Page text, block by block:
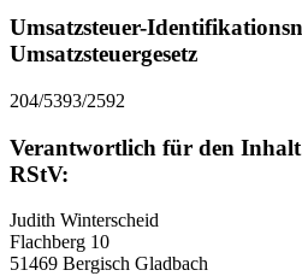
Umsatzsteuer-
Umsatzsteuergesetz
204/5393/2592
Verantwortlich für den Inhalt
RStV:
Judith Winterscheid
Flachberg 10
51469 Bergisch Gladbach